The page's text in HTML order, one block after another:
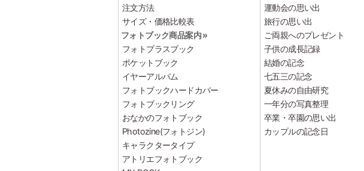
注文方法
サイズ・価格比較表
フォトブック商品案内 »
フォトプラスブック
ポケットブック
イヤーアルバム
フォトブックハードカバー
フォトブックリング
おなかのフォトブック
Photozine(フォトジン)
キャラクタータイプ
アトリエフォトブック
運動会の思い出
旅行の思い出
ご両親へのプレゼント
子供の成長記録
結婚の記念
七五三の記念
夏休みの自由研究
一年分の写真整理
卒業・卒園の思い出
カップルの記念日